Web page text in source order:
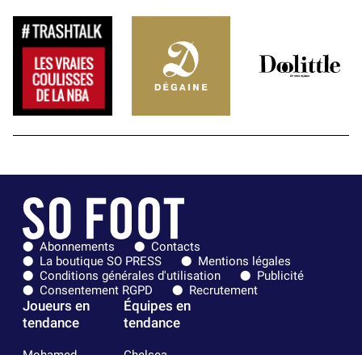
Abonnements
Contacts
La boutique SO PRESS
Mentions légales
Conditions générales d'utilisation
Publicité
Consentement RGPD
Recrutement
Joueurs en
tendance
Équipes en
tendance